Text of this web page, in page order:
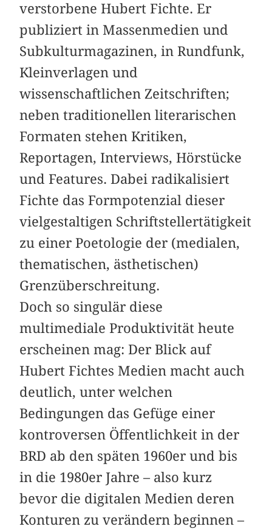
verstorbene Hubert Fichte. Er
publiziert in Massenmedien und
Subkulturmagazinen, in Rundfunk,
Kleinverlagen und
wissenschaftlichen Zeitschriften;
neben traditionellen literarischen
Formaten stehen Kritiken,
Reportagen, Interviews, Hörstücke
und Features. Dabei radikalisiert
Fichte das Formpotenzial dieser
vielgestaltigen Schriftstellertätigkeit
zu einer Poetologie der (medialen,
thematischen, ästhetischen)
Grenzüberschreitung.
Doch so singulär diese
multimediale Produktivität heute
erscheinen mag: Der Blick auf
Hubert Fichtes Medien macht auch
deutlich, unter welchen
Bedingungen das Gefüge einer
kontroversen Öffentlichkeit in der
BRD ab den späten 1960er und bis
in die 1980er Jahre – also kurz
bevor die digitalen Medien deren
Konturen zu verändern beginnen –